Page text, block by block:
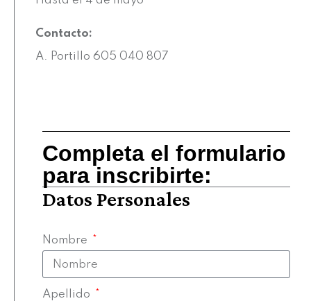
Contacto:
A. Portillo 605 040 807
Completa el formulario
para inscribirte:
Datos Personales
Nombre
Apellido